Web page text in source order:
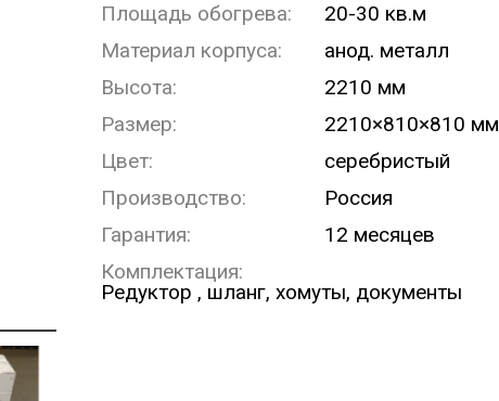
Площадь обогрева:
20-30 кв.м
Материал корпуса:
анод. металл
Высота:
2210 мм
Размер:
2210×810×810 мм
Цвет:
серебристый
Производство:
Россия
Гарантия:
12 месяцев
Комплектация:
Редуктор , шланг, хомуты, документы